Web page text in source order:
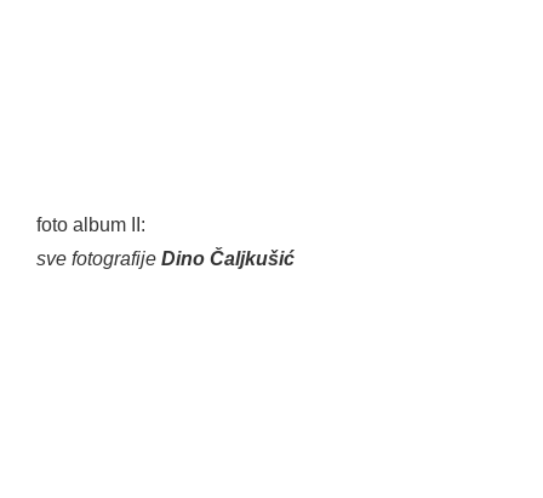
foto album II:
sve fotografije Dino Čaljkušić